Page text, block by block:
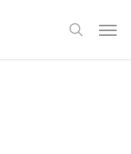
ricerca